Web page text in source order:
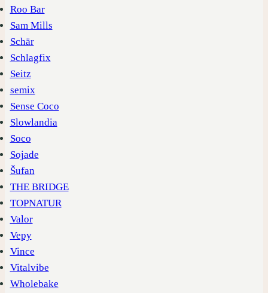
Roo Bar
Sam Mills
Schär
Schlagfix
Seitz
semix
Sense Coco
Slowlandia
Soco
Sojade
Šufan
THE BRIDGE
TOPNATUR
Valor
Vepy
Vince
Vitalvibe
Wholebake